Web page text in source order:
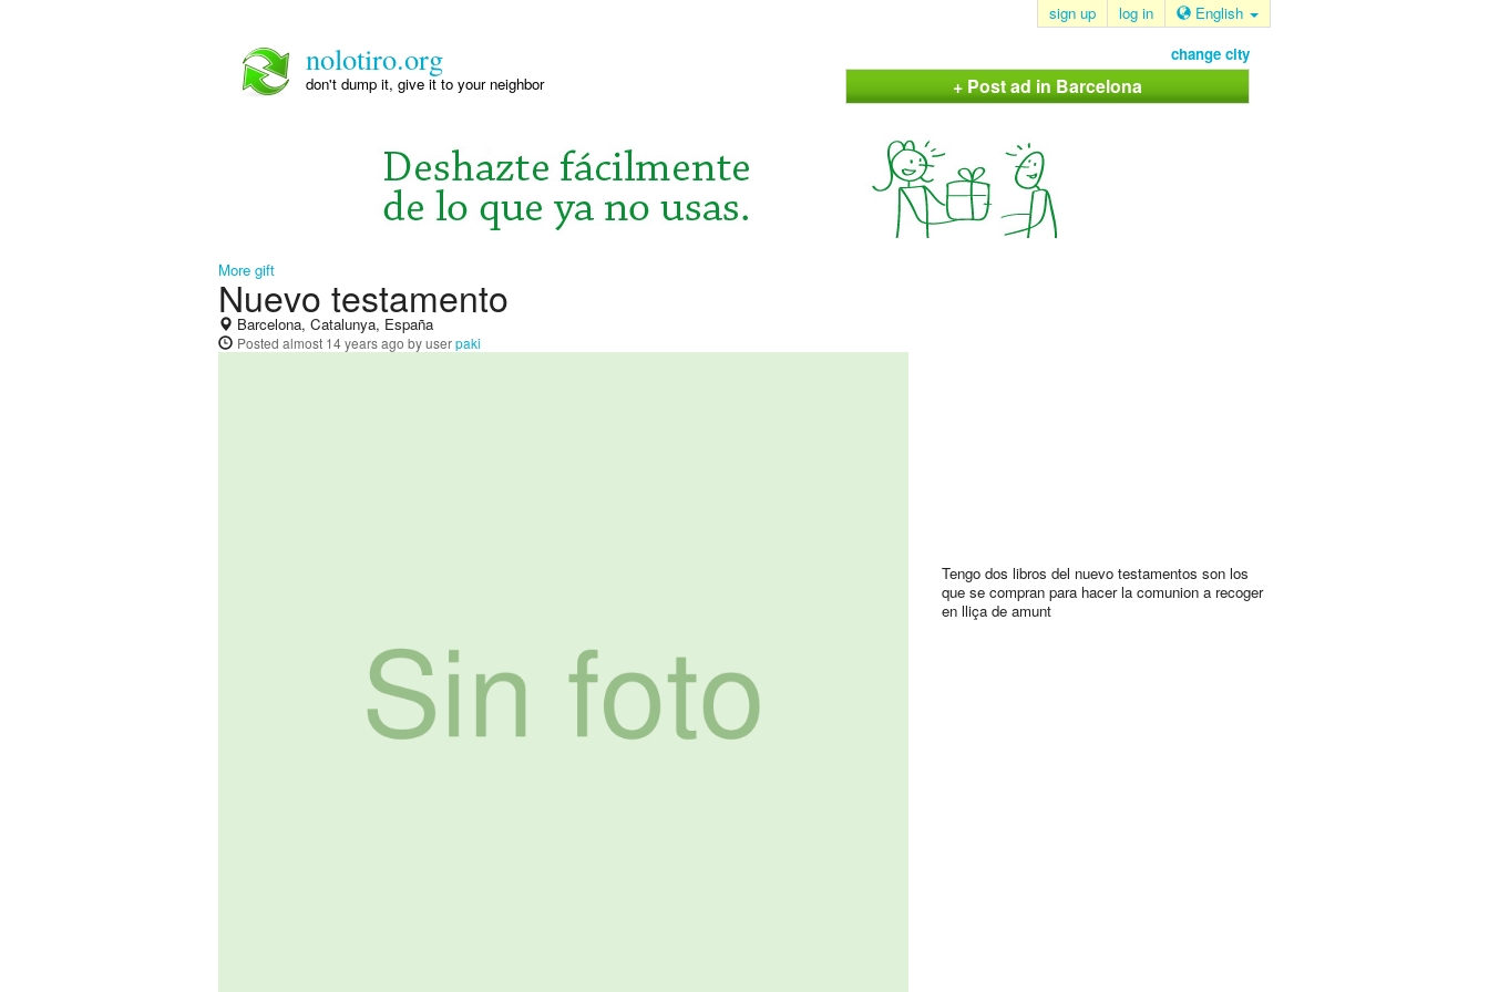
sign up log in English
nolotiro.org
don't dump it, give it to your neighbor
change city
+ Post ad in Barcelona
More gift
Nuevo testamento
Barcelona, Catalunya, España
Posted almost 14 years ago by userpaki
Tengo dos libros del nuevo testamentos son los
que se compran para hacer la comunion a recoger
en lliça de amunt